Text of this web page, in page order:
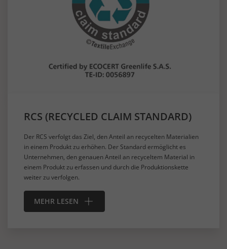
RCS (RECYCLED CLAIM STANDARD)
Der RCS verfolgt das Ziel, den Anteil an recycelten Materialien
in einem Produkt zu erhöhen. Der Standard ermöglicht es
Unternehmen, den genauen Anteil an recyceltem Material in
einem Produkt zu erfassen und durch die Produktionskette
weiter zu verfolgen.
MEHR LESEN